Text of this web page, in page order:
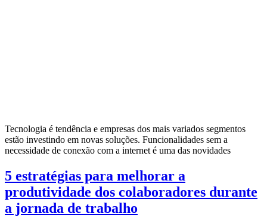
Tecnologia é tendência e empresas dos mais variados segmentos
estão investindo em novas soluções. Funcionalidades sem a
necessidade de conexão com a internet é uma das novidades
5 estratégias para melhorar a
produtividade dos colaboradores durante
a jornada de trabalho